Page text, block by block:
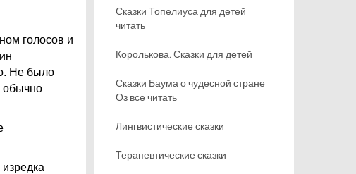
голосов и
Не было
обычно
Сказки Топелиуса для детей
читать
Королькова. Сказки для детей
Сказки Баума о чудесной стране
Оз все читать
Лингвистические сказки
Терапевтические сказки